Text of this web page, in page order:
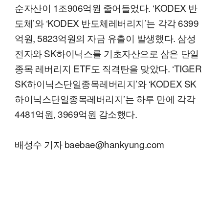
순자산이 1조906억원 줄어들었다. ‘KODEX 반
도체’와 ‘KODEX 반도체레버리지’는 각각 6399
억원, 5823억원의 자금 유출이 발생했다. 삼성
전자와 SK하이닉스를 기초자산으로 삼은 단일
종목 레버리지 ETF도 직격탄을 맞았다. ‘TIGER
SK하이닉스단일종목레버리지’와 ‘KODEX SK
하이닉스단일종목레버리지’는 하루 만에 각각
4481억원, 3969억원 감소했다.
배성수 기자 baebae@hankyung.com